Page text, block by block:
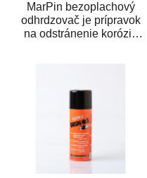
MarPin bezoplachový
odhrdzovač je prípravok
na odstránenie korózie